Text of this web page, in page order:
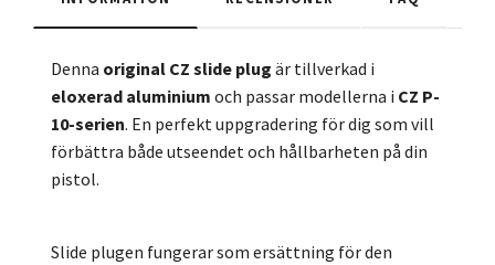
Denna original CZ slide plug är tillverkad i
eloxerad aluminium och passar modellerna i CZ P-
10-serien. En perfekt uppgradering för dig som vill
förbättra både utseendet och hållbarheten på din
pistol.
Slide plugen fungerar som ersättning för den